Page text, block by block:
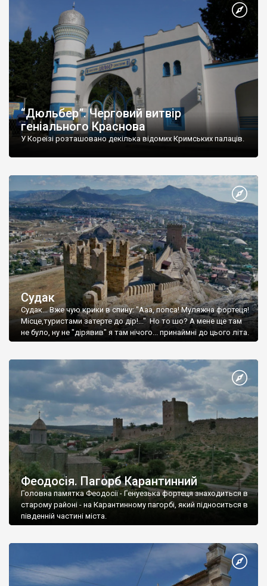
“Дюльбер”. Черговий витвір
геніального Краснова
У Кореїзі розташовано декілька відомих Кримських палаців.
Судак
Судак... Вже чую крики в спину: "Ааа, попса! Муляжна фортеця!
Місце,туристами затерте до дір!..." Но то шо? А мене ще там
не було, ну не "дірявив" я там нічого... принаймні до цього літа.
Феодосія. Пагорб Карантинний
Головна памятка Феодосії - Генуезька фортеця знаходиться в
старому районі - на Карантинному пагорбі, який підноситься в
південній частині міста.